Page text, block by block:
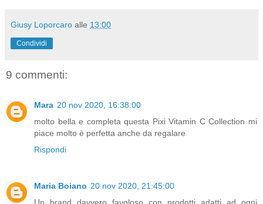
Giusy Loporcaro alle 13:00
Condividi
9 commenti:
Mara 20 nov 2020, 16:38:00
molto bella e completa questa Pixi Vitamin C Collection mi
piace molto è perfetta anche da regalare
Rispondi
Maria Boiano 20 nov 2020, 21:45:00